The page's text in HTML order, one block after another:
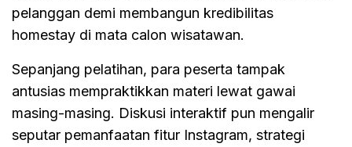
pelanggan demi membangun kredibilitas
homestay di mata calon wisatawan.
Sepanjang pelatihan, para peserta tampak
antusias mempraktikkan materi lewat gawai
masing-masing. Diskusi interaktif pun mengalir
seputar pemanfaatan fitur Instagram, strategi